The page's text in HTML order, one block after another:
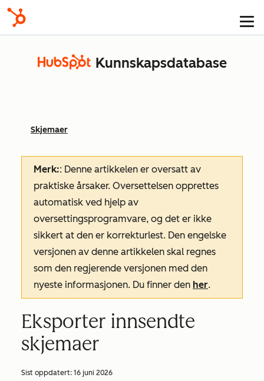
Kunnskapsdatabase
Skjemaer
Merk:: Denne artikkelen er oversatt av
praktiske årsaker. Oversettelsen opprettes
automatisk ved hjelp av
oversettingsprogramvare, og det er ikke
sikkert at den er korrekturlest. Den engelske
versjonen av denne artikkelen skal regnes
som den regjerende versjonen med den
nyeste informasjonen. Du finner den her.
Eksporter innsendte
skjemaer
Sist oppdatert: 16 juni 2026